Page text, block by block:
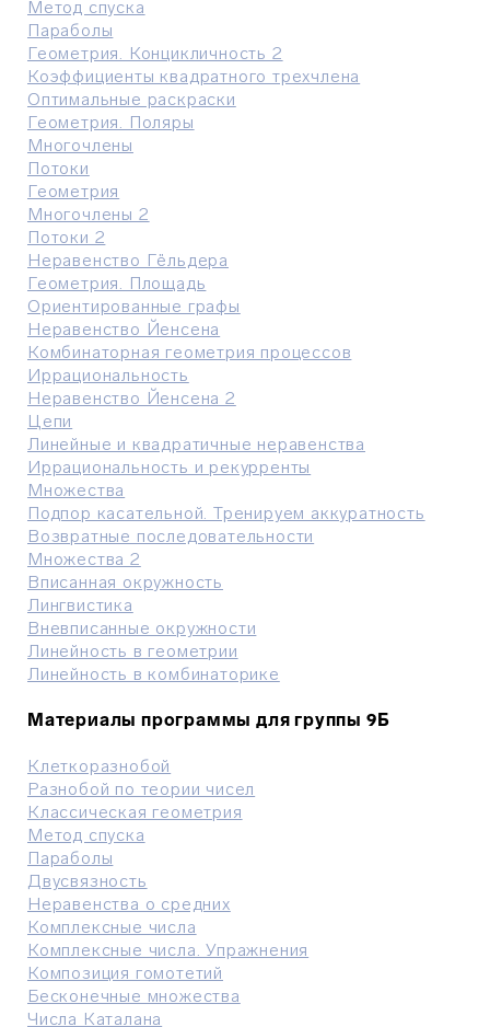
Метод спуска
Параболы
Геометрия. Концикличность 2
Коэффициенты квадратного трехчлена
Оптимальные раскраски
Геометрия. Поляры
Многочлены
Потоки
Геометрия
Многочлены 2
Потоки 2
Неравенство Гёльдера
Геометрия. Площадь
Ориентированные графы
Неравенство Йенсена
Комбинаторная геометрия процессов
Иррациональность
Неравенство Йенсена 2
Цепи
Линейные и квадратичные неравенства
Иррациональность и рекурренты
Множества
Подпор касательной. Тренируем аккуратность
Возвратные последовательности
Множества 2
Вписанная окружность
Лингвистика
Вневписанные окружности
Линейность в геометрии
Линейность в комбинаторике
Материалы программы для группы 9Б
Клеткоразнобой
Разнобой по теории чисел
Классическая геометрия
Метод спуска
Параболы
Двусвязность
Неравенства о средних
Комплексные числа
Комплексные числа. Упражнения
Композиция гомотетий
Бесконечные множества
Числа Каталана